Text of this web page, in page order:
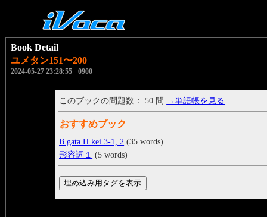
Book Detail
ユメタン151〜200
2024-05-27 23:28:55 +0900
このブックの問題数： 50 問 →単語帳を見る
おすすめブック
B gata H kei 3-1, 2 (35 words)
形容詞１
(5 words)